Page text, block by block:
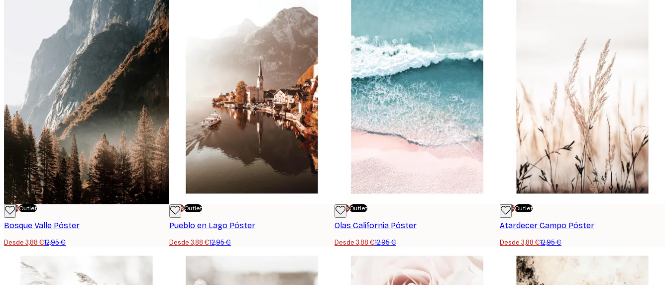
-70%Outlet
Bosque Valle Póster
Desde 3,88 €12,95 €
-70%Outlet
Pueblo en Lago Póster
Desde 3,88 €12,95 €
-70%Outlet
Olas California Póster
Desde 3,88 €12,95 €
-70%Outlet
Atardecer Campo Póster
Desde 3,88 €12,95 €